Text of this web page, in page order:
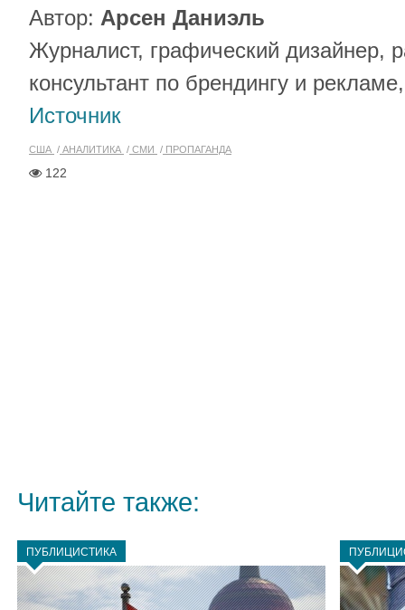
Автор: Арсен Даниэль
Журналист, графический дизайнер,
консультант по брендингу и
Источник
США АНАЛИТИКА СМИ ПРОПАГАНДА
122
Читайте также:
ПУБЛИЦИСТИКА